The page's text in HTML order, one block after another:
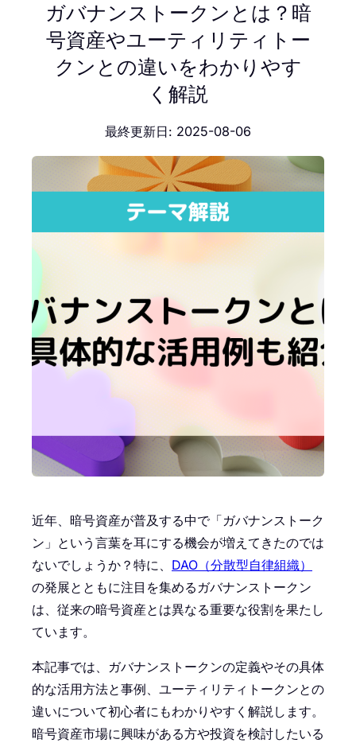
ガバナンストークンとは？暗
号資産やユーティリティトー
クンとの違いをわかりやす
く解説
最終更新日: 2025-08-06
近年、暗号資産が普及する中で「ガバナンストーク
ン」という言葉を耳にする機会が増えてきたのでは
ないでしょうか？特に、 DAO（分散型自律組織）
の発展とともに注目を集めるガバナンストークン
は、従来の暗号資産とは異なる重要な役割を果たし
ています。
本記事では、ガバナンストークンの定義やその具体
的な活用方法と事例、ユーティリティトークンとの
違いについて初心者にもわかりやすく解説します。
暗号資産市場に興味がある方や投資を検討したいる